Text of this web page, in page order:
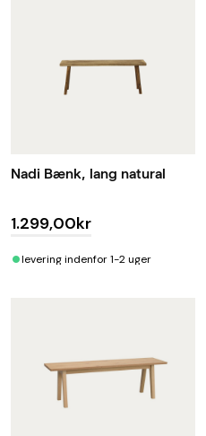
Nadi Bænk, lang natural
1.299,00kr
•levering indenfor 1-2 uger